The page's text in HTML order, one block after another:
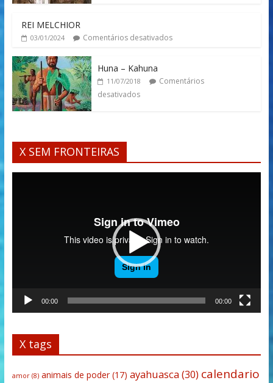
REI MELCHIOR
03/01/2024 Comentários desativados
Huna – Kahuna
11/07/2018
Comentários
desativados
X SEM FRONTEIRAS
00:00 00:00
X tags
amor(8) animais de poder(17) ayahuasca(30) calendario